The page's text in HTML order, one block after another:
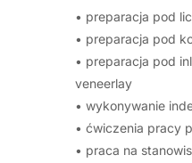
• preparacja pod
• preparacja pod
• preparacja pod
veneerlay
• wykonywanie
• ćwiczenia pracy
• praca na